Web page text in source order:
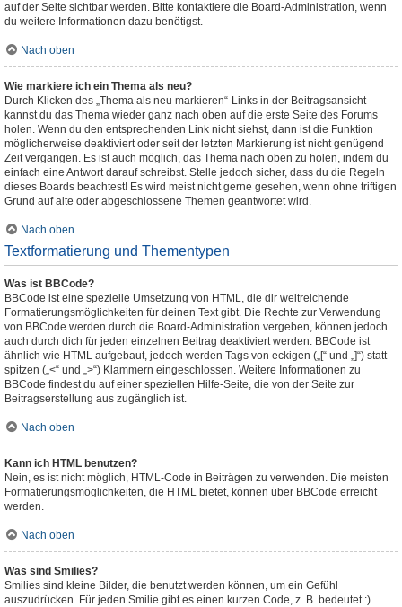
auf der Seite sichtbar werden. Bitte kontaktiere die Board-Administration, wenn
du weitere Informationen dazu benötigst.
Nach oben
Wie markiere ich ein Thema als neu?
Durch Klicken des „Thema als neu markieren“-Links in der Beitragsansicht
kannst du das Thema wieder ganz nach oben auf die erste Seite des Forums
holen. Wenn du den entsprechenden Link nicht siehst, dann ist die Funktion
möglicherweise deaktiviert oder seit der letzten Markierung ist nicht genügend
Zeit vergangen. Es ist auch möglich, das Thema nach oben zu holen, indem du
einfach eine Antwort darauf schreibst. Stelle jedoch sicher, dass du die Regeln
dieses Boards beachtest! Es wird meist nicht gerne gesehen, wenn ohne triftigen
Grund auf alte oder abgeschlossene Themen geantwortet wird.
Nach oben
Textformatierung und Thementypen
Was ist BBCode?
BBCode ist eine spezielle Umsetzung von HTML, die dir weitreichende
Formatierungsmöglichkeiten für deinen Text gibt. Die Rechte zur Verwendung
von BBCode werden durch die Board-Administration vergeben, können jedoch
auch durch dich für jeden einzelnen Beitrag deaktiviert werden. BBCode ist
ähnlich wie HTML aufgebaut, jedoch werden Tags von eckigen („[“ und „]“) statt
spitzen („<“ und „>“) Klammern eingeschlossen. Weitere Informationen zu
BBCode findest du auf einer speziellen Hilfe-Seite, die von der Seite zur
Beitragserstellung aus zugänglich ist.
Nach oben
Kann ich HTML benutzen?
Nein, es ist nicht möglich, HTML-Code in Beiträgen zu verwenden. Die meisten
Formatierungsmöglichkeiten, die HTML bietet, können über BBCode erreicht
werden.
Nach oben
Was sind Smilies?
Smilies sind kleine Bilder, die benutzt werden können, um ein Gefühl
auszudrücken. Für jeden Smilie gibt es einen kurzen Code, z. B. bedeutet :)